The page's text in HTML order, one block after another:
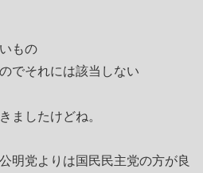
もの
でそれには該当しない
ましたけどね。
明党よりは国民民主党の方が良